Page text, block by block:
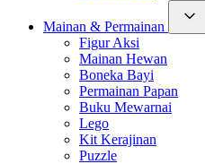
Mainan & Permainan
Figur Aksi
Mainan Hewan
Boneka Bayi
Permainan Papan
Buku Mewarnai
Lego
Kit Kerajinan
Puzzle